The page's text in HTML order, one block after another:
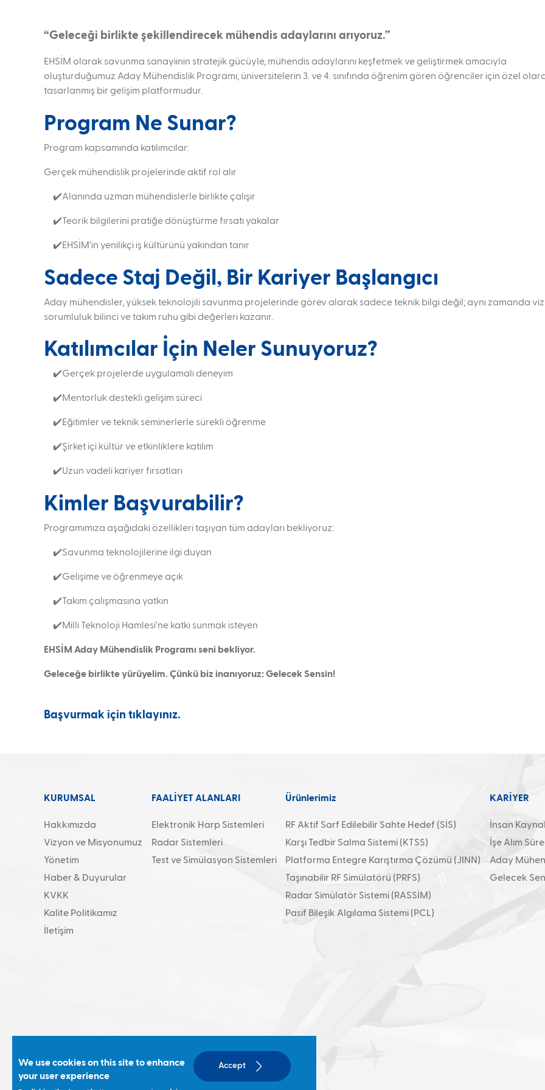
Ara
“Geleceği birlikte şekillendirecek mühendis adaylarını arıyoruz.”
EHSİM olarak savunma sanayiinin stratejik gücüyle, mühendis adaylarını keşfetmek ve geliştirmek amacıyla
oluşturduğumuz Aday Mühendislik Programı; üniversitelerin 3. ve 4. sınıfında öğrenim gören öğrenciler için özel
tasarlanmış bir gelişim platformudur.
Program Ne Sunar?
Program kapsamında katılımcılar:
Gerçek mühendislik projelerinde aktif rol alır
✔️Alanında uzman mühendislerle birlikte çalışır
✔️Teorik bilgilerini pratiğe dönüştürme fırsatı yakalar
✔️EHSİM’in yenilikçi iş kültürünü yakından tanır
Sadece Staj Değil, Bir Kariyer Başlangıcı
Aday mühendisler, yüksek teknolojili savunma projelerinde görev alarak sadece teknik bilgi değil; aynı zamanda
sorumluluk bilinci ve takım ruhu gibi değerleri kazanır.
Katılımcılar İçin Neler Sunuyoruz?
✔️Gerçek projelerde uygulamalı deneyim
✔️Mentorluk destekli gelişim süreci
✔️Eğitimler ve teknik seminerlerle sürekli öğrenme
✔️Şirket içi kültür ve etkinliklere katılım
✔️Uzun vadeli kariyer fırsatları
Kimler Başvurabilir?
Programımıza aşağıdaki özellikleri taşıyan tüm adayları bekliyoruz:
✔️Savunma teknolojilerine ilgi duyan
✔️Gelişime ve öğrenmeye açık
✔️Takım çalışmasına yatkın
✔️Milli Teknoloji Hamlesi’ne katkı sunmak isteyen
EHSİM Aday Mühendislik Programı seni bekliyor.
Geleceğe birlikte yürüyelim. Çünkü biz inanıyoruz: Gelecek Sensin!
Başvurmak için tıklayınız.
KURUMSAL
Hakkımızda
Vizyon ve Misyonumuz
Yönetim
Haber & Duyurular
KVKK
Kalite Politikamız
İletişim
FAALİYET ALANLARI
Elektronik Harp Sistemleri
Radar Sistemleri
Test ve Simülasyon Sistemleri
Ürünlerimiz
RF Aktif Sarf Edilebilir Sahte Hedef (SİS)
Karşı Tedbir Salma Sistemi (KTSS)
Platforma Entegre Karıştırma Çözümü (JINN)
Taşınabilir RF Simülatörü (PRFS)
Radar Simülatör Sistemi (RASSİM)
Pasif Bileşik Algılama Sistemi (PCL)
KARİYER
İnsan
İşe Alım
Aday
Gelecek
Social
We use cookies on this site to enhance
your user experience
Accept